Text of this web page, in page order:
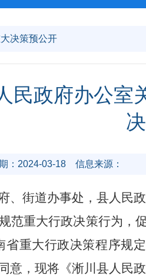
决策预公开
民政府办公室
：2024-03-18 信息来源：
、街道办事处，县人民
范重大行政决策行为，
省重大行政决策程序规
意，现将《淅川县人民